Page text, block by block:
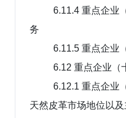
6.11.4 重点企业
务
6.11.5 重点企业
6.12 重点企业（
6.12.1 重点企业
天然皮革市场地位以